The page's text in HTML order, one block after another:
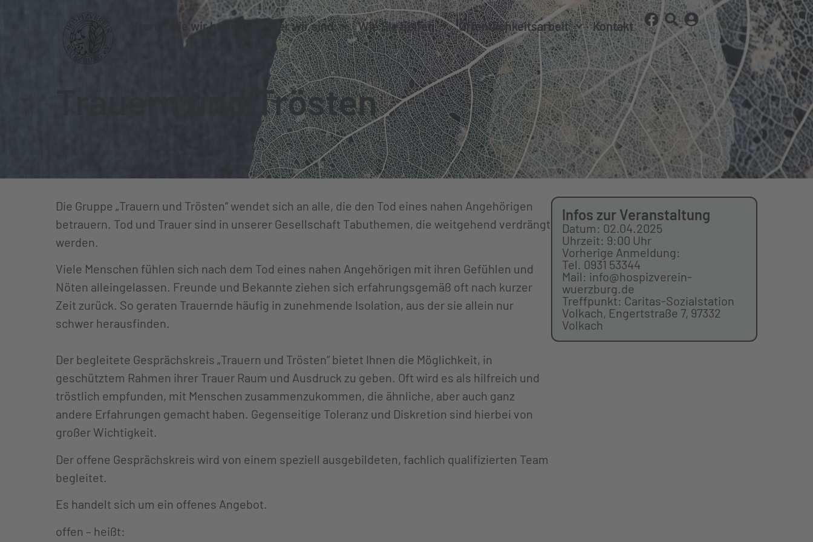
Wie wir helfen Wer wir sind Wie Sie helfen Öffentlichkeitsarbeit Kontakt
Trauern und Trösten
Die Gruppe „Trauern und Trösten“ wendet sich an alle, die den Tod eines nahen Angehörigen
betrauern. Tod und Trauer sind in unserer Gesellschaft Tabuthemen, die weitgehend verdrängt
werden.
Viele Menschen fühlen sich nach dem Tod eines nahen Angehörigen mit ihren Gefühlen und
Nöten alleingelassen. Freunde und Bekannte ziehen sich erfahrungsgemäß oft nach kurzer
Zeit zurück. So geraten Trauernde häufig in zunehmende Isolation, aus der sie allein nur
schwer herausfinden.
Der begleitete Gesprächskreis „Trauern und Trösten“ bietet Ihnen die Möglichkeit, in
geschütztem Rahmen ihrer Trauer Raum und Ausdruck zu geben. Oft wird es als hilfreich und
tröstlich empfunden, mit Menschen zusammenzukommen, die ähnliche, aber auch ganz
andere Erfahrungen gemacht haben. Gegenseitige Toleranz und Diskretion sind hierbei von
großer Wichtigkeit.
Der offene Gesprächskreis wird von einem speziell ausgebildeten, fachlich qualifizierten Team
begleitet.
Es handelt sich um ein offenes Angebot.
offen – heißt:
Infos zur Veranstaltung
Datum: 02.04.2025
Uhrzeit: 9:00 Uhr
Vorherige Anmeldung:
Tel. 0931 53344
Mail: info@hospizverein-
wuerzburg.de
Treffpunkt: Caritas-Sozialstation
Volkach, Engertstraße 7, 97332
Volkach